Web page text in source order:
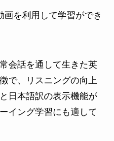
画を利用して学習ができ
会話を通して生きた英
で、リスニングの向上
日本語訳の表示機能が
イング学習にも適して